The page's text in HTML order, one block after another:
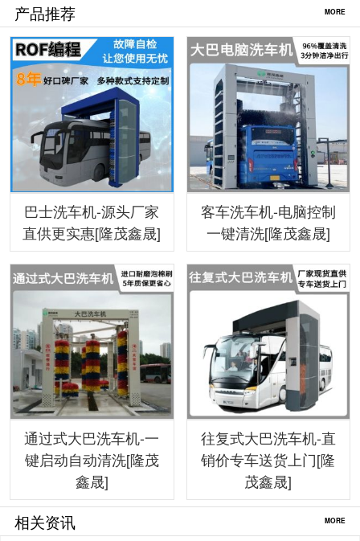
产品推荐 MORE
巴士洗车机-源头厂家
直供更实惠[隆茂鑫晟]
客车洗车机-电脑控制
一键清洗[隆茂鑫晟]
通过式大巴洗车机-一
键启动自动清洗[隆茂
鑫晟]
往复式大巴洗车机-直
销价专车送货上门[隆
茂鑫晟]
相关资讯 MORE